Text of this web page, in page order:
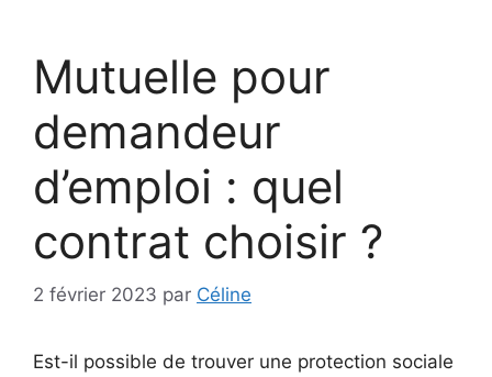
Mutuelle pour
demandeur
d’emploi : quel
contrat choisir ?
2 février 2023 par Céline
Est-il possible de trouver une protection sociale